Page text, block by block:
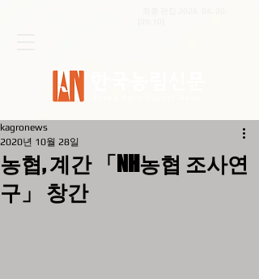
농협, 계간 「NH농협 조사연
구」 창간
kagronews
2020년 10월 28일